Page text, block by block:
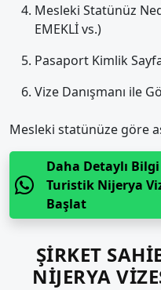
Mesleki Statünüz
EMEKLİ vs.)
Pasaport Kimlik
Vize Danışmanı ile
Mesleki statünüze göre
Daha Detaylı
Turistik Nijerya
Başlat
ŞİRKET
NİJERYA